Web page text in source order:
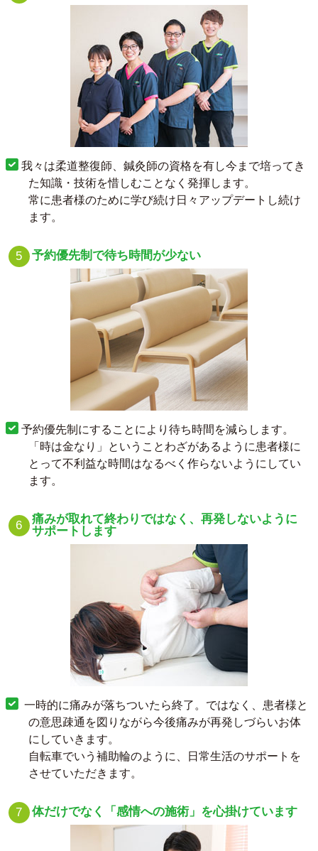
我々は柔道整復師、鍼灸師の資格を有し今まで培ってき
た知識・技術を惜しむことなく発揮します。
常に患者様のために学び続け日々アップデートし続け
ます。
予約優先制で待ち時間が少ない
予約優先制にすることにより待ち時間を減らします。
「時は金なり」ということわざがあるように患者様に
とって不利益な時間はなるべく作らないようにしてい
ます。
痛みが取れて終わりではなく、再発しないように
サポートします
一時的に痛みが落ちついたら終了。ではなく、患者様と
の意思疎通を図りながら今後痛みが再発しづらいお体
にしていきます。
自転車でいう補助輪のように、日常生活のサポートを
させていただきます。
体だけでなく「感情への施術」を心掛けています